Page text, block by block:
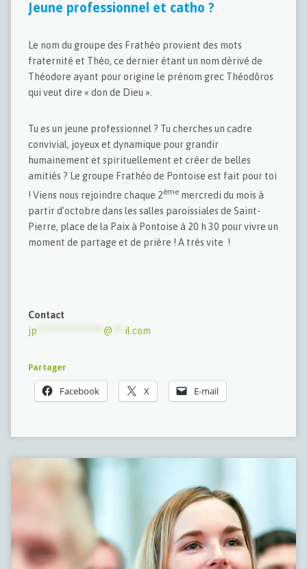
Jeune professionnel et catho ?
Le nom du groupe des Frathéo provient des mots
fraternité et Théo, ce dernier étant un nom dérivé de
Théodore ayant pour origine le prénom grec Théodôros
qui veut dire « don de Dieu ».
Tu es un jeune professionnel ? Tu cherches un cadre
convivial, joyeux et dynamique pour grandir
humainement et spirituellement et créer de belles
amitiés ? Le groupe Frathéo de Pontoise est fait pour toi
! Viens nous rejoindre chaque 2èmemercredi du mois à
partir d’octobre dans les salles paroissiales de Saint-
Pierre, place de la Paix à Pontoise à 20 h 30 pour vivre un
moment de partage et de prière ! A très vite !
Contact
jp
@ il.com
Partager
Facebook X E-mail